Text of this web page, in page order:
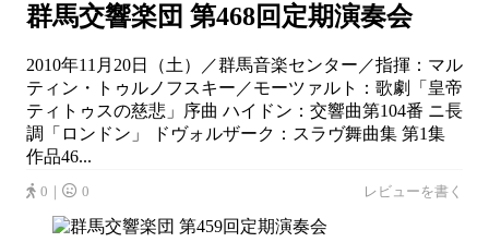
群馬交響楽団 第468回定期演奏会
2010年11月20日（土）／群馬音楽センター／指揮：マル
ティン・トゥルノフスキー／モーツァルト：歌劇「皇帝
ティトゥスの慈悲」序曲 ハイドン：交響曲第104番 ニ長
調「ロンドン」 ドヴォルザーク：スラヴ舞曲集 第1集
作品46...
0｜ 0 レビューを書く